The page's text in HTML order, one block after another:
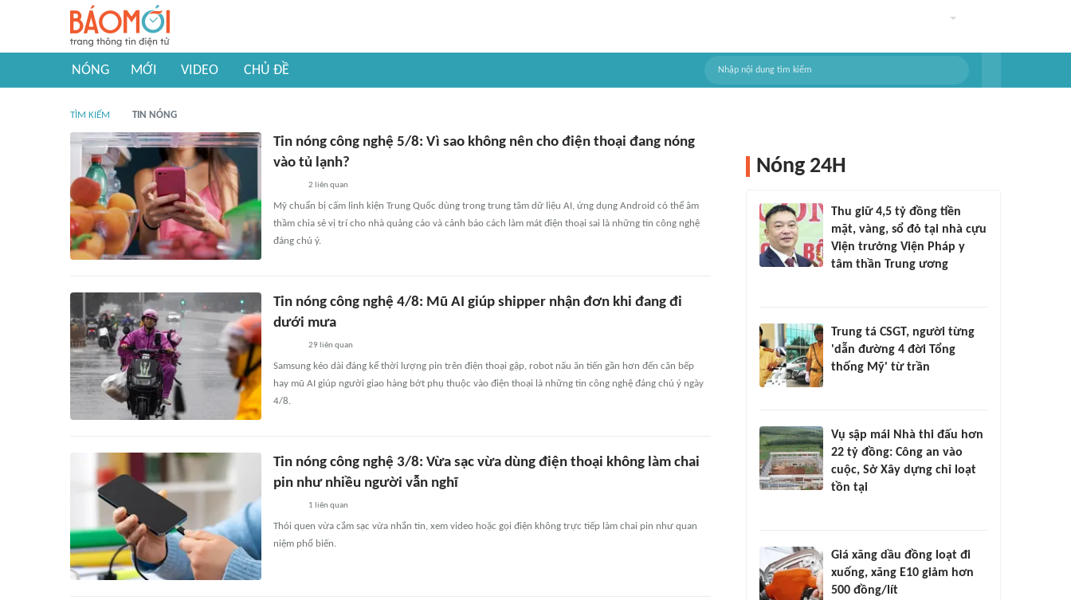
NÓNG MỚI VIDEO CHỦ ĐỀ
TÌM KIẾM TIN NÓNG
Tin nóng công nghệ 5/8: Vì sao không nên cho điện thoại đang nóng
vào tủ lạnh?
2 liên quan
Mỹ chuẩn bị cấm linh kiện Trung Quốc dùng trong trung tâm dữ liệu AI, ứng dụng Android có thể âm
thầm chia sẻ vị trí cho nhà quảng cáo và cảnh báo cách làm mát điện thoại sai là những tin công nghệ
đáng chú ý.
Tin nóng công nghệ 4/8: Mũ AI giúp shipper nhận đơn khi đang đi
dưới mưa
29 liên quan
Samsung kéo dài đáng kể thời lượng pin trên điện thoại gập, robot nấu ăn tiến gần hơn đến căn bếp
hay mũ AI giúp người giao hàng bớt phụ thuộc vào điện thoại là những tin công nghệ đáng chú ý ngày
4/8.
Tin nóng công nghệ 3/8: Vừa sạc vừa dùng điện thoại không làm chai
pin như nhiều người vẫn nghĩ
1 liên quan
Thói quen vừa cắm sạc vừa nhắn tin, xem video hoặc gọi điện không trực tiếp làm chai pin như quan
niệm phổ biến.
Nóng 24H
Thu giữ 4,5 tỷ đồng tiền
mặt, vàng, sổ đỏ tại nhà cựu
Viện trưởng Viện Pháp y
tâm thần Trung ương
Trung tá CSGT, người từng
'dẫn đường 4 đời Tổng
thống Mỹ' từ trần
Vụ sập mái Nhà thi đấu hơn
22 tỷ đồng: Công an vào
cuộc, Sở Xây dựng chỉ loạt
tồn tại
Giá xăng dầu đồng loạt đi
xuống, xăng E10 giảm hơn
500 đồng/lít